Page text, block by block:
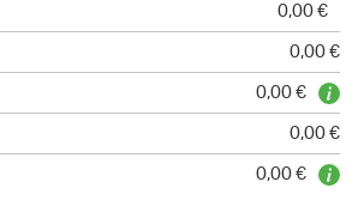
0,00 €
0,00 €
0,00 €
0,00 €
0,00 €